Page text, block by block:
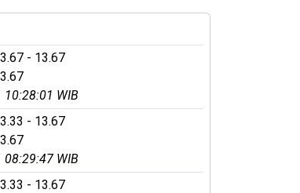
- 13.67
10:28:01 WIB
- 13.67
08:29:47 WIB
- 13.67